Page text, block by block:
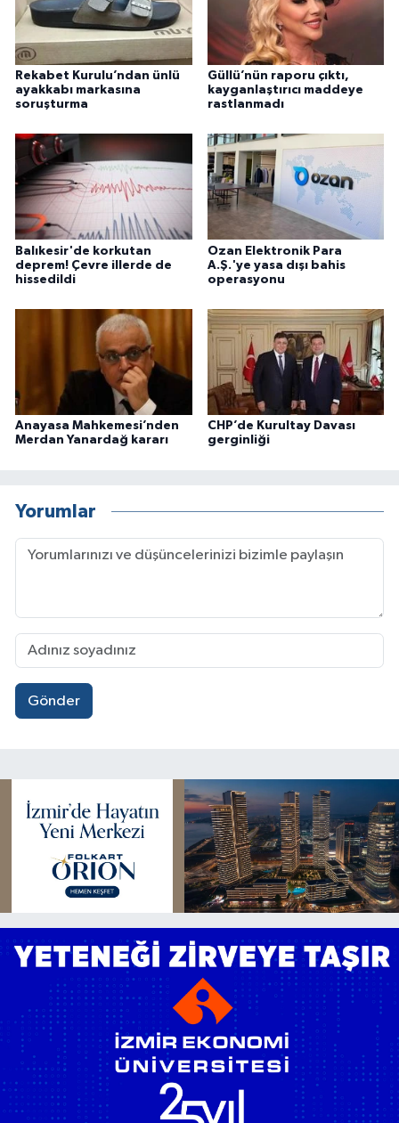
Rekabet Kurulu’ndan ünlü
ayakkabı markasına
soruşturma
Güllü’nün raporu çıktı,
kayganlaştırıcı maddeye
rastlanmadı
Balıkesir'de korkutan
deprem! Çevre illerde de
hissedildi
Ozan Elektronik Para
A.Ş.'ye yasa dışı bahis
operasyonu
Anayasa Mahkemesi’nden
Merdan Yanardağ kararı
CHP’de Kurultay Davası
gerginliği
Yorumlar
Gönder